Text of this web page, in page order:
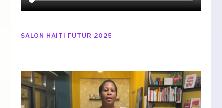
SALON HAITI FUTUR 2025